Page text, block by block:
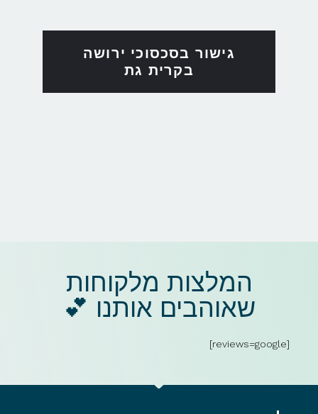
גישור בסכסוכי ירושה
בקרית גת
המלצות מלקוחות
שאוהבים אותנו 💕​
[reviews=google]